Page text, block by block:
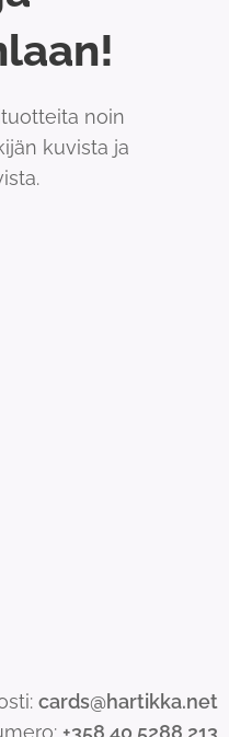
noin
kuvista ja
cards@hartikka.net
+358 40 5288 213